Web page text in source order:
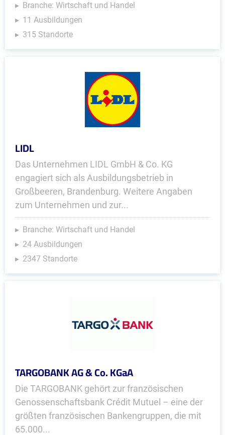
Branche: Wirtschaft und Handel
11 Ausbildungen
315 Standorte
LIDL
Das Unternehmen LIDL GmbH & Co. KG
engagiert sich als Ausbildungsbetrieb in
Großbeeren, Brandenburg. Weitere Angaben
zum Unternehmen und zur...
Branche: Wirtschaft und Handel
24 Ausbildungen
2347 Standorte
TARGOBANK AG & Co. KGaA
Die TARGOBANK gehört zur französischen
Genossenschaftsbank Crédit Mutuel – eine der
größten französischen Bankengruppen, die mit
65.000...